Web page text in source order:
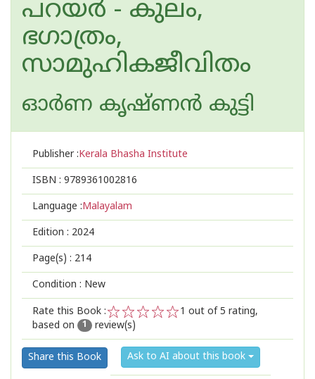
പറയർ - കുലം,
ഭഗാത്രം,
സാമുഹികജീവിതം
ഓര്‍ണ കൃഷ്ണന്‍ കുട്ടി
Publisher :Kerala Bhasha Institute
ISBN : 9789361002816
Language :Malayalam
Edition : 2024
Page(s) : 214
Condition : New
Rate this Book :
2
1
1 out of 5 rating,
based on
1 review(s)
Share this Book Ask to AI about this book